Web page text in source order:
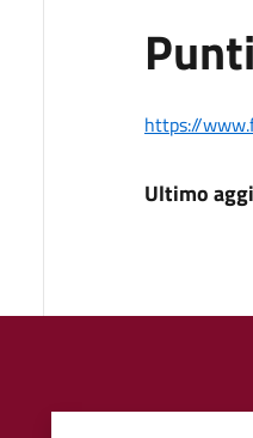
https://
Ultimo